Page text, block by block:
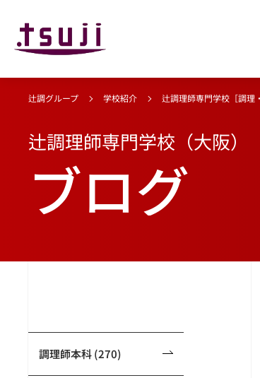
辻調グループ 学校紹介 辻調理師専門学校［調理
辻調理師専門学校（大阪）
ブログ
調理師本科 (270)